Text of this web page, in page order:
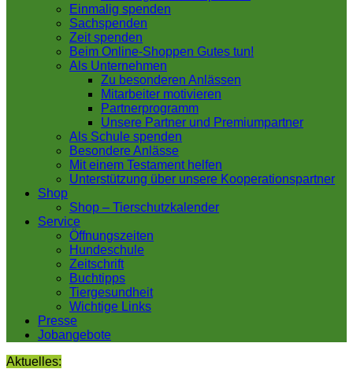
Einmalig spenden
Sachspenden
Zeit spenden
Beim Online-Shoppen Gutes tun!
Als Unternehmen
Zu besonderen Anlässen
Mitarbeiter motivieren
Partnerprogramm
Unsere Partner und Premiumpartner
Als Schule spenden
Besondere Anlässe
Mit einem Testament helfen
Unterstützung über unsere Kooperationspartner
Shop
Shop – Tierschutzkalender
Service
Öffnungszeiten
Hundeschule
Zeitschrift
Buchtipps
Tiergesundheit
Wichtige Links
Presse
Jobangebote
Aktuelles: